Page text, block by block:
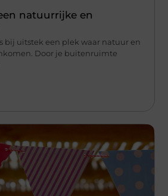
natuurrijke en
bij uitstek een plek waar natuur en
Door je buitenruimte